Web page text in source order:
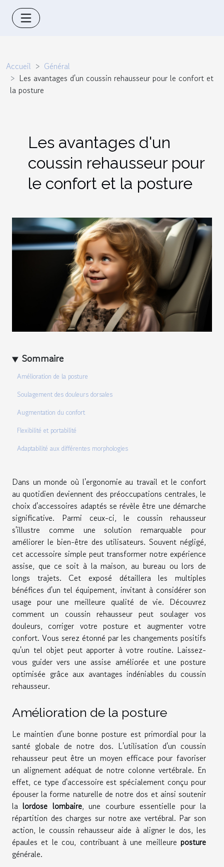
Accueil
Général
Les avantages d'un coussin rehausseur pour le confort et
la posture
Les avantages d'un
coussin rehausseur pour
le confort et la posture
Sommaire
Amélioration de la posture
Soulagement des douleurs dorsales
Augmentation du confort
Flexibilité et portabilité
Adaptabilité aux différentes morphologies
Dans un monde où l'ergonomie au travail et le confort
au quotidien deviennent des préoccupations centrales, le
choix d'accessoires adaptés se révèle être une démarche
significative. Parmi ceux-ci, le coussin rehausseur
s'illustre comme une solution remarquable pour
améliorer le bien-être des utilisateurs. Souvent négligé,
cet accessoire simple peut transformer notre expérience
assise, que ce soit à la maison, au bureau ou lors de
longs trajets. Cet exposé détaillera les multiples
bénéfices d'un tel équipement, invitant à considérer son
usage pour une meilleure qualité de vie. Découvrez
comment un coussin rehausseur peut soulager vos
douleurs, corriger votre posture et augmenter votre
confort. Vous serez étonné par les changements positifs
qu'un tel objet peut apporter à votre routine. Laissez-
vous guider vers une assise améliorée et une posture
optimisée grâce aux avantages indéniables du coussin
rehausseur.
Amélioration de la posture
Le maintien d'une bonne posture est primordial pour la
santé globale de notre dos. L'utilisation d'un coussin
rehausseur peut être un moyen efficace pour favoriser
un alignement adéquat de notre colonne vertébrale. En
effet, ce type d'accessoire est spécialement conçu pour
épouser la forme naturelle de notre dos et ainsi soutenir
la lordose lombaire, une courbure essentielle pour la
répartition des charges sur notre axe vertébral. Par son
action, le coussin rehausseur aide à aligner le dos, les
épaules et le cou, contribuant à une meilleure posture
générale.